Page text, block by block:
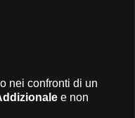
nei confronti di un
e non